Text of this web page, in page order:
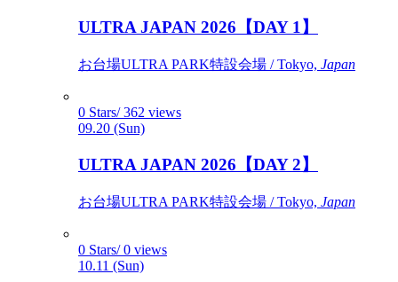
ULTRA JAPAN 2026【DAY 1】
お台場ULTRA PARK特設会場 / Tokyo, Japan
0 Stars/ 362 views
09.20 (Sun)
ULTRA JAPAN 2026【DAY 2】
お台場ULTRA PARK特設会場 / Tokyo, Japan
0 Stars/ 0 views
10.11 (Sun)